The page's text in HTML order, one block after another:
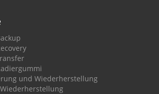
und Wiederherstellung